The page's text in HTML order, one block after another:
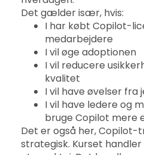
Det gælder især, hvis:
I har købt Copilot-
medarbejdere
I vil øge adoptionen
I vil reducere
kvalitet
I vil have øvelser fra
I vil have ledere og
bruge Copilot mere
Det er også her,
strategisk. Kurset